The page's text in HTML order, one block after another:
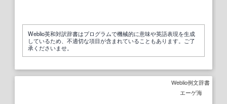
Weblio英和対訳辞書はプログラムで機械的に意味や英語表現を生成
しているため、不適切な項目が含まれていることもあります。ご了
承くださいませ。
Weblio例文辞書
エーゲ海